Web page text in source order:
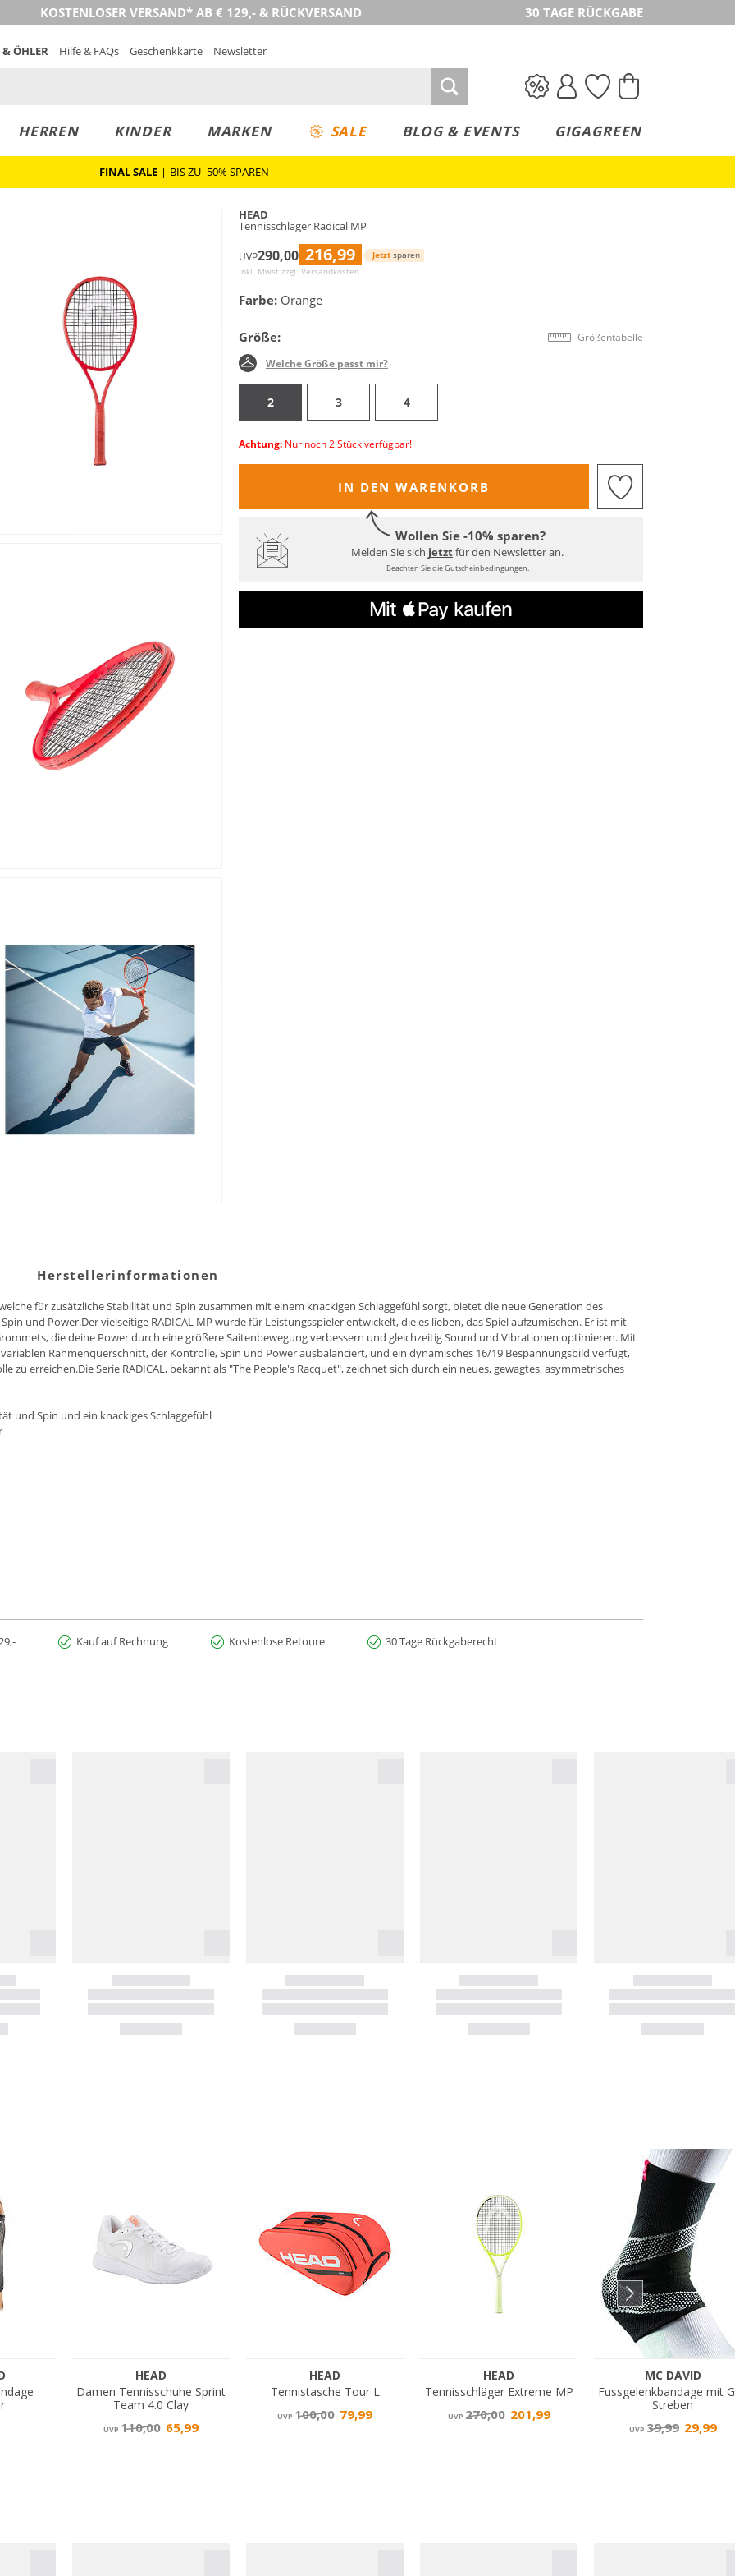
KOSTENLOSER VERSAND* AB € 129,- & RÜCKVERSAND 30 TAGE RÜCKGABE
ÖHLER Hilfe & FAQs Geschenkkarte Newsletter
HERREN KINDER MARKEN SALE BLOG & EVENTS GIGAGREEN
FINAL SALE | BIS ZU -50% SPAREN
HEAD
Tennisschläger Radical MP
UVP290,00 216,99 Jetzt sparen
inkl. Mwst zzgl. Versandkosten
Farbe: Orange
Größe: Größentabelle
Welche Größe passt mir?
2 3 4
Achtung: Nur noch 2 Stück verfügbar!
IN DEN WARENKORB
Wollen Sie -10% sparen?
Melden Sie sich jetztfür den Newsletter an.
Beachten Sie die Gutscheinbedingungen.
Herstellerinformationen
für zusätzliche Stabilität und Spin zusammen mit einem knackigen Schlaggefühl sorgt, bietet die neue Generation des
und Power.Der vielseitige RADICAL MP wurde für Leistungsspieler entwickelt, die es lieben, das Spiel aufzumischen. Er ist mit
die deine Power durch eine größere Saitenbewegung verbessern und gleichzeitig Sound und Vibrationen optimieren. Mit
Rahmenquerschnitt, der Kontrolle, Spin und Power ausbalanciert, und ein dynamisches 16/19 Bespannungsbild verfügt,
erreichen.Die Serie RADICAL, bekannt als "The People's Racquet", zeichnet sich durch ein neues, gewagtes, asymmetrisches
und Spin und ein knackiges Schlaggefühl
Kauf auf Rechnung Kostenlose Retoure 30 Tage Rückgaberecht